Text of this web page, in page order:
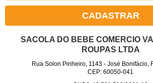
CADASTRAR
SACOLA DO BEBE COMERCIO
ROUPAS LTDA
Rua Solon Pinheiro, 1143- José Bonifácio,
CEP: 60050-041